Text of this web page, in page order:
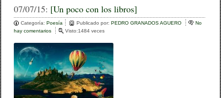
c
e
b
o
o
k
tt
er
m
p
ar
tir
07/07/15: [Un poco con los libros]
Categoría:Poesía Publicado por:PEDRO GRANADOS AGUERO
No
hay comentarios
[
p
o
c
o
Visto:1484 veces